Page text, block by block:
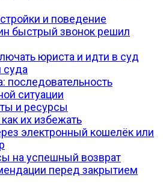
и поведение
быстрый звонок решил
юриста и идти в суд
суда
последовательность
ситуации
и ресурсы
их избежать
электронный кошелёк или
на успешный возврат
перед закрытием